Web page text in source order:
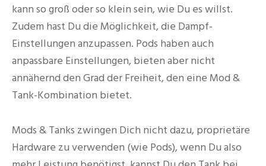
kann so groß oder so klein sein, wie Du es willst.
Zudem hast Du die Möglichkeit, die Dampf-
Einstellungen anzupassen. Pods haben auch
anpassbare Einstellungen, bieten aber nicht
annähernd den Grad der Freiheit, den eine Mod &
Tank-Kombination bietet.
Mods & Tanks zwingen Dich nicht dazu, proprietäre
Hardware zu verwenden (wie Pods), wenn Du also